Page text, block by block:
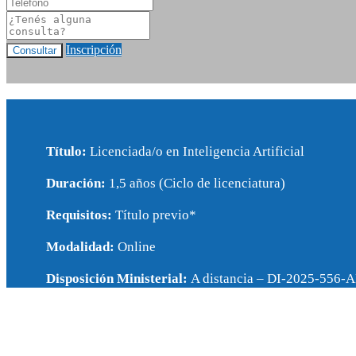
Consultar Inscripción
Título: Licenciada/o en Inteligencia Artificial
Duración: 1,5 años (Ciclo de licenciatura)
Requisitos: Título previo*
Modalidad: Online
Disposición Ministerial: A distancia – DI-2025-556-